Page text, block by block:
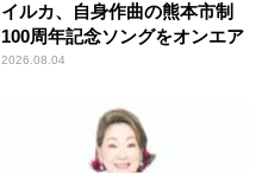
イルカ、自身作曲の熊本市制
100周年記念ソングをオンエア
2026.08.04